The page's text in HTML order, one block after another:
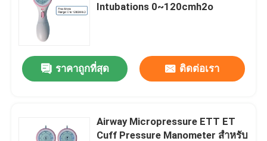
Intubations 0~120cmh2o
ราคาถูกที่สุด ติดต่อเรา
Airway Micropressure ETT ET
Cuff Pressure Manometer สำหรับ